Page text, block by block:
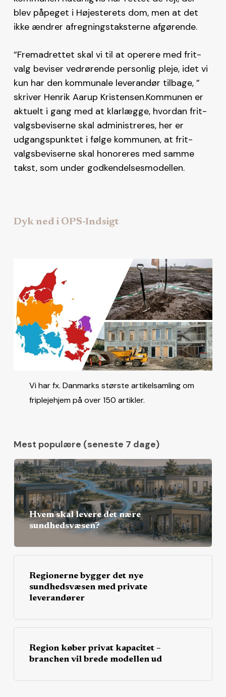
blev påpeget i Højesterets dom, men at det
ikke ændrer afregningstaksterne afgørende.
“Fremadrettet skal vi til at operere med frit-
valg beviser vedrørende personlig pleje, idet vi
kun har den kommunale leverandør tilbage, ”
skriver Henrik Aarup Kristensen.Kommunen er
aktuelt i gang med at klarlægge, hvordan frit-
valgsbeviserne skal administreres, her er
udgangspunktet i følge kommunen, at frit-
valgsbeviserne skal honoreres med samme
takst, som under godkendelsesmodellen.
Dyk ned i OPS-Indsigt
Vi har fx. Danmarks største artikelsamling om
friplejehjem på over 150 artikler.
Mest populære (seneste 7 dage)
Hvem skal levere det nære
sundhedsvæsen?
Regionerne bygger det nye
sundhedsvæsen med private
leverandører
Region køber privat kapacitet –
branchen vil brede modellen ud